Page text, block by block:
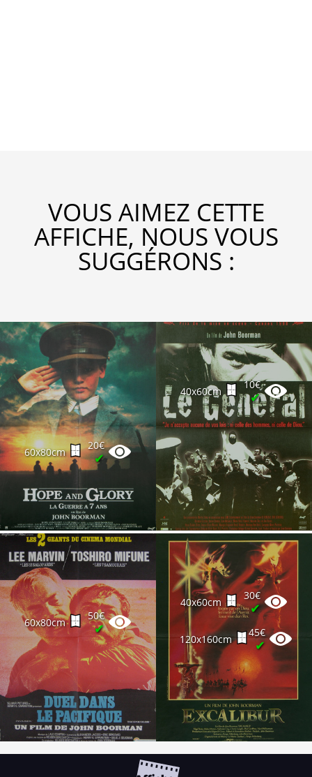
VOUS AIMEZ CETTE
AFFICHE, NOUS VOUS
SUGGÉRONS :
60x80cm
20€
✔
40x60cm
10€
✔
60x80cm
50€
✔
40x60cm
30€
✔
120x160cm
45€
✔